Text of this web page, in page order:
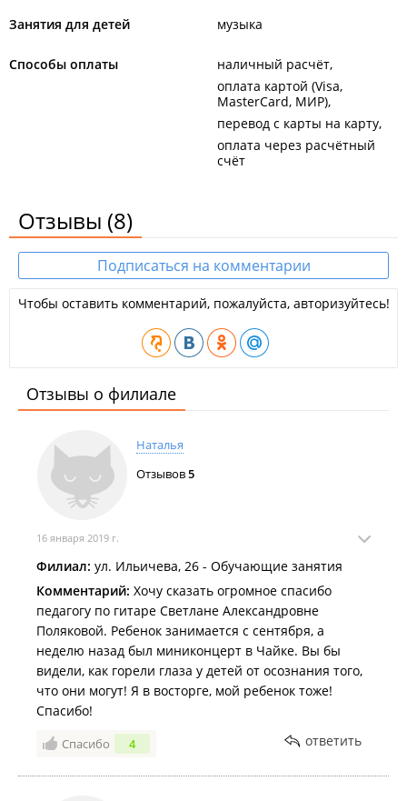
Занятия для детей музыка
Способы оплаты
наличный расчёт
оплата картой (Visa,
MasterCard, МИР)
перевод с карты на карту
оплата через расчётный
счёт
Отзывы (8)
Подписаться на комментарии
Чтобы оставить комментарий, пожалуйста, авторизуйтесь!
Отзывы о филиале
Наталья
Отзывов5
16 января 2019 г.
Филиал: ул. Ильичева, 26 - Обучающие занятия
Комментарий: Хочу сказать огромное спасибо
педагогу по гитаре Светлане Александровне
Поляковой. Ребенок занимается с сентября, а
неделю назад был миниконцерт в Чайке. Вы бы
видели, как горели глаза у детей от осознания того,
что они могут! Я в восторге, мой ребенок тоже!
Спасибо!
Спасибо 4 ответить